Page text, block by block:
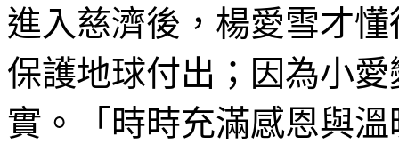
進入慈濟後，楊愛雪才
保護地球付出；因為小
實。「時時充滿感恩與